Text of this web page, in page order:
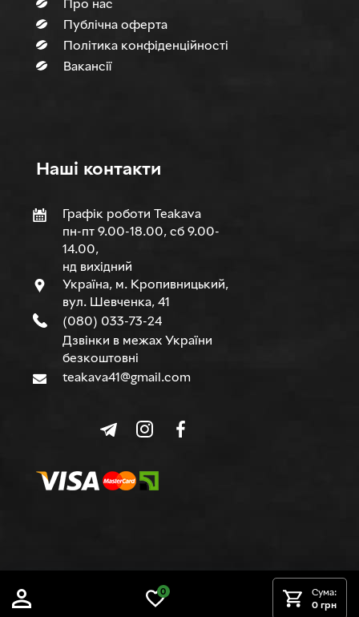
0
Сума:
0 грн
Про нас
Публічна оферта
Політика конфіденційності
Вакансії
Нашi контакти
Графік роботи Teakava
пн-пт 9.00-18.00, сб 9.00-
14.00,
нд вихідний
Україна, м. Кропивницький,
вул. Шевченка, 41
(080) 033-73-24
Дзвінки в межах України
безкоштовні
teakava41@gmail.com
© TEAKAVA, 2015-2026 р.
Сайт створено в